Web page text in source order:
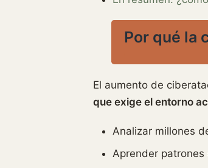
Por qué la
El aumento de
que exige el entorno
Analizar millones
Aprender